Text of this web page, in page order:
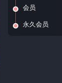
会员
永久会员